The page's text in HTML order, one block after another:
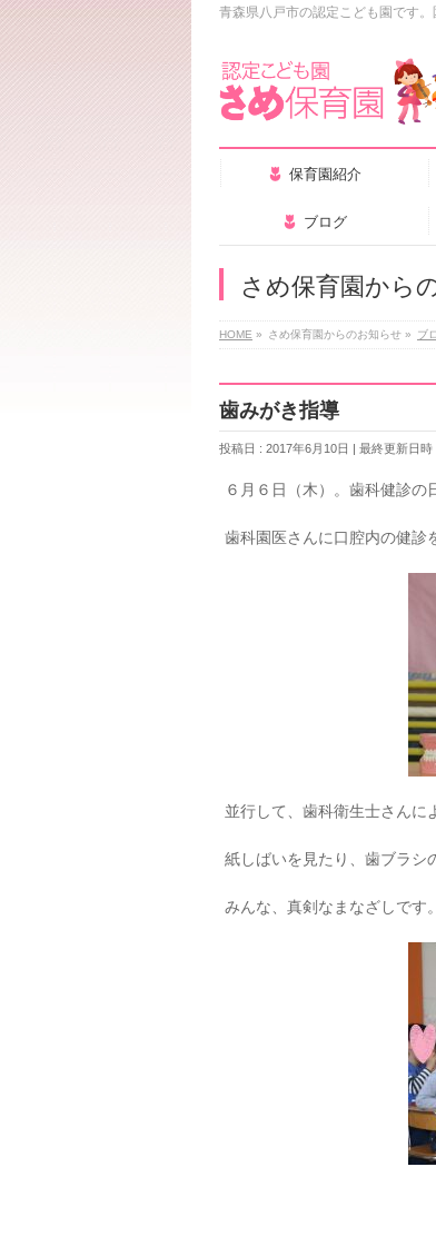
青森県八戸市の認定こども園です
保育園紹介
ブログ
さめ保育園から
HOME » さめ保育園からのお知らせ » ブ
歯みがき指導
投稿日 : 2017年6月10日 最終更新日時
６月６日（木）。歯科健診の
歯科園医さんに口腔内の健診
並行して、歯科衛生士さんに
紙しばいを見たり、歯ブラシ
みんな、真剣なまなざしです。